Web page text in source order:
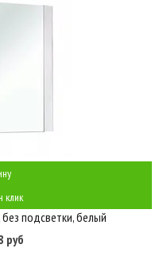
клик
без подсветки, белый
руб